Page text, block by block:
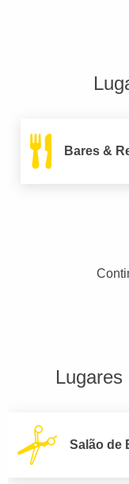
Bares &
Salão de